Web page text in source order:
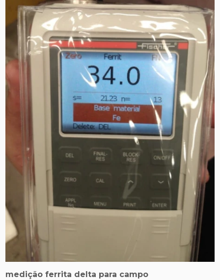
medição ferrita delta para campo